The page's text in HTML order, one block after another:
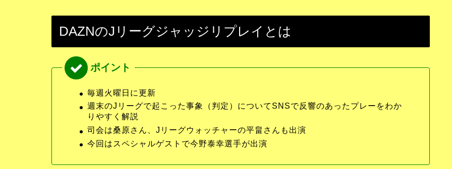
DAZNのJリーグジャッジリプレイとは
毎週火曜日に更新
週末のJリーグで起こった事象（判定）についてSNSで反響のあったプレーをわか
りやすく解説
司会は桑原さん、Jリーグウォッチャーの平畠さんも出演
今回はスペシャルゲストで今野泰幸選手が出演